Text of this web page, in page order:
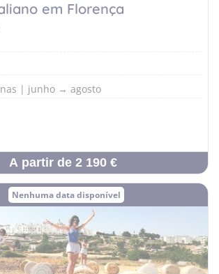
Música
perfeito para ti
perguntas rápidas e fazemos o resto.
em Florença
| junho → agosto
A partir de 2 190 €
Nenhuma data disponível